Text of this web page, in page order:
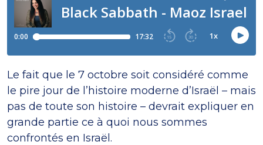
Le fait que le 7 octobre soit considéré comme
le pire jour de l’histoire moderne d’Israël – mais
pas de toute son histoire – devrait expliquer en
grande partie ce à quoi nous sommes
confrontés en Israël.